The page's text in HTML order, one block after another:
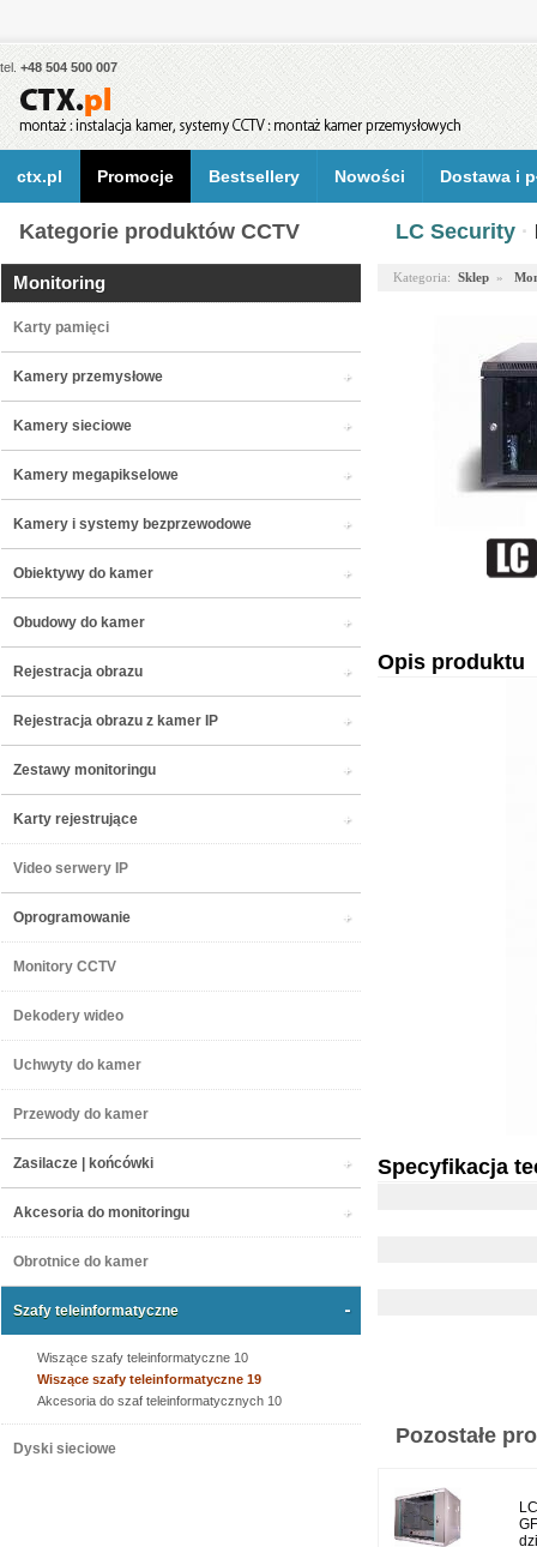
tel. +48 504 500 007
ctx.pl Promocje Bestsellery Nowości Dostawa i
Kategorie produktów CCTV
Monitoring
Karty pamięci
Kamery przemysłowe
Kamery sieciowe
Kamery megapikselowe
Kamery i systemy bezprzewodowe
Obiektywy do kamer
Obudowy do kamer
Rejestracja obrazu
Rejestracja obrazu z kamer IP
Zestawy monitoringu
Karty rejestrujące
Video serwery IP
Oprogramowanie
Monitory CCTV
Dekodery wideo
Uchwyty do kamer
Przewody do kamer
Zasilacze | końcówki
Akcesoria do monitoringu
Obrotnice do kamer
Szafy teleinformatyczne
Wiszące szafy teleinformatyczne 10
Wiszące szafy teleinformatyczne 19
Akcesoria do szaf teleinformatycznych 10
Dyski sieciowe
LC Security ·
Kategoria: Sklep »
Opis produktu
Specyfikacja
Pozostałe